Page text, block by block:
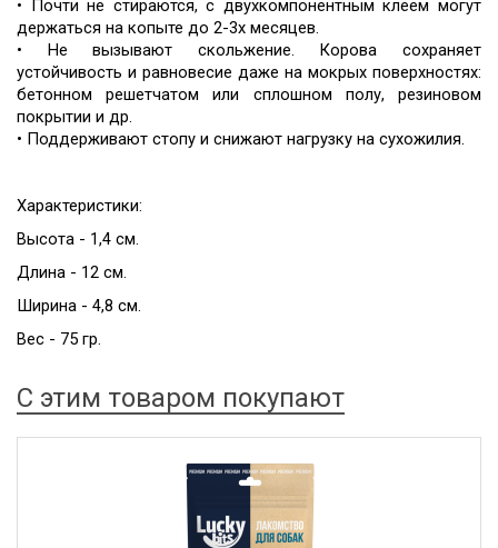
• Почти не стираются, с двухкомпонентным клеем могут
держаться на копыте до 2-3х месяцев.
• Не вызывают скольжение. Корова сохраняет
устойчивость и равновесие даже на мокрых поверхностях:
бетонном решетчатом или сплошном полу, резиновом
покрытии и др.
• Поддерживают стопу и снижают нагрузку на сухожилия.
Характеристики:
Высота - 1,4 см.
Длина - 12 см.
Ширина - 4,8 см.
Вес - 75 гр.
С этим товаром покупают